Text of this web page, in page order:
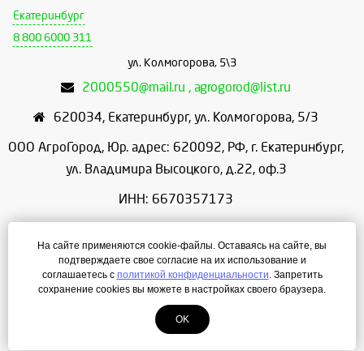
Екатеринбург
8 800 6000 311
ул. Колмогорова, 5\3
2000550@mail.ru , agrogorod@list.ru
620034, Екатеринбург, ул. Колмогорова, 5/3
ООО АгроГород, Юр. адрес: 620092, РФ, г. Екатеринбург,
ул. Владимира Высоцкого, д.22, оф.3
ИНН: 6670357173
ОГРН: 1156658086166
Режим работы: с 9:00 до 18:00
Создание сайта — ЛегионА
На сайте применяются cookie-файлы. Оставаясь на сайте, вы
подтверждаете свое согласие на их использование и
соглашаетесь с политикой конфиденциальности. Запретить
сохранение cookies вы можете в настройках своего браузера.
OK